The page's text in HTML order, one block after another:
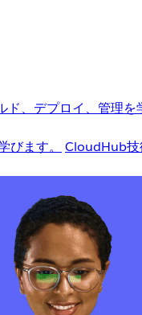
、デプロイ、管理を
ます。 CloudHub